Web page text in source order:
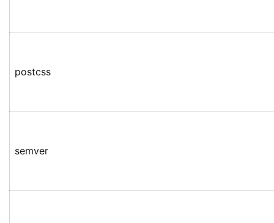
postcss
semver